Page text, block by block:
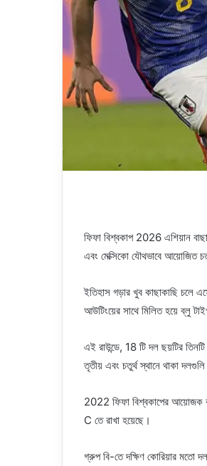
ফিফা বিশ্বকাপ 2026 এশিয়ান
এবং মেক্সিকো যৌথভাবে আয়োজিত
ইতিহাস গড়ার খুব কাছাকাছি চলে
আউটিংয়ের সাথে মিলিত হয়ে ব্লু
এই রাউন্ডে, 18 টি দল ছয়টির
তৃতীয় এবং চতুর্থ স্থানে থাকা দলগুলি
2022 ফিফা বিশ্বকাপের আয়োজক
C তে রাখা হয়েছে।
গ্রুপ বি-তে দক্ষিণ কোরিয়ার মতো